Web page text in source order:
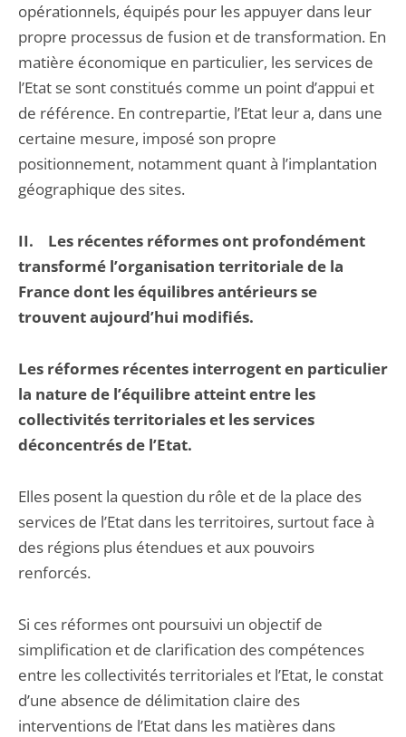
opérationnels, équipés pour les appuyer dans leur
propre processus de fusion et de transformation. En
matière économique en particulier, les services de
l’Etat se sont constitués comme un point d’appui et
de référence. En contrepartie, l’Etat leur a, dans une
certaine mesure, imposé son propre
positionnement, notamment quant à l’implantation
géographique des sites.
II. Les récentes réformes ont profondément
transformé l’organisation territoriale de la
France dont les équilibres antérieurs se
trouvent aujourd’hui modifiés.
Les réformes récentes interrogent en particulier
la nature de l’équilibre atteint entre les
collectivités territoriales et les services
déconcentrés de l’Etat.
Elles posent la question du rôle et de la place des
services de l’Etat dans les territoires, surtout face à
des régions plus étendues et aux pouvoirs
renforcés.
Si ces réformes ont poursuivi un objectif de
simplification et de clarification des compétences
entre les collectivités territoriales et l’Etat, le constat
d’une absence de délimitation claire des
interventions de l’Etat dans les matières dans